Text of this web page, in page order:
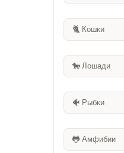
🐈 Кошки
🐎 Лошади
🐠 Рыбки
🐸 Амфибии